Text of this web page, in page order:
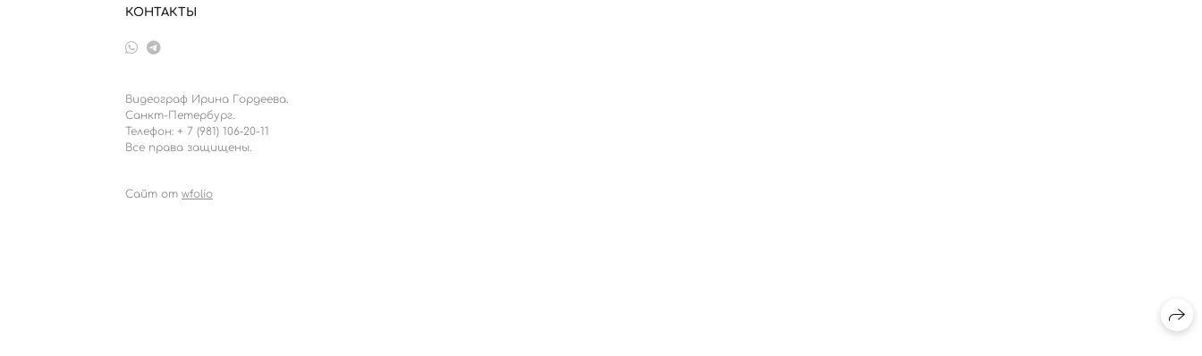
КОНТАКТЫ
Видеограф Ирина Гордеева.
Санкт-Петербург.
Телефон: + 7 (981) 106-20-11
Все права защищены.
Сайт от wfolio